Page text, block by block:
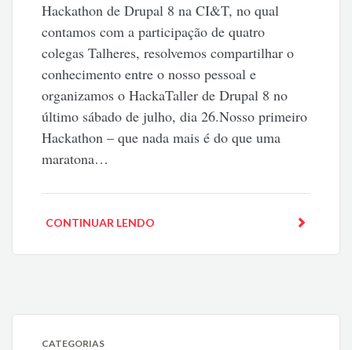
Hackathon de Drupal 8 na CI&T, no qual
contamos com a participação de quatro
colegas Talheres, resolvemos compartilhar o
conhecimento entre o nosso pessoal e
organizamos o HackaTaller de Drupal 8 no
último sábado de julho, dia 26.Nosso primeiro
Hackathon – que nada mais é do que uma
maratona…
CONTINUAR LENDO
CATEGORIAS